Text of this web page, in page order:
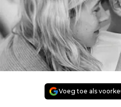
Voeg toe als